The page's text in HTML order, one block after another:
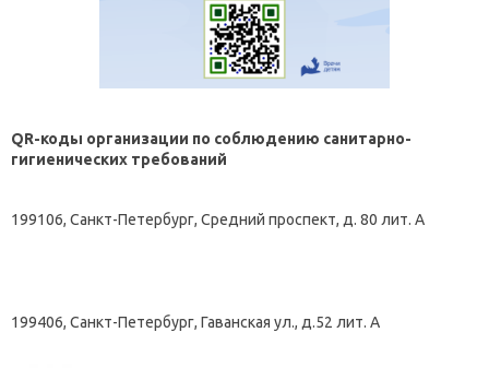
QR-коды организации по соблюдению санитарно-
гигиенических требований
199106, Санкт-Петербург, Средний проспект, д. 80 лит. А
199406, Санкт-Петербург, Гаванская ул., д.52 лит. А